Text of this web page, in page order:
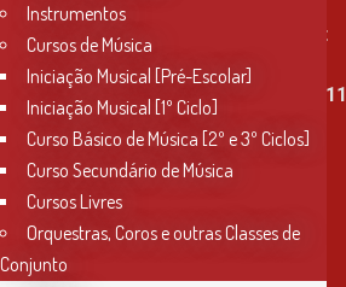
info@conservatoriosantarem.pt
T. (+351) 915 335 478 / 913 890 411
Horário Secretaria
2ª, 3ª, 5ª e 6ª feira
4ª feira
Instrumentos
Cursos de Música
Iniciação Musical [Pré-Escolar]
Iniciação Musical [1º Ciclo]
Curso Básico de Música [2º e 3º Ciclos]
Curso Secundário de Música
Cursos Livres
Orquestras, Coros e outras Classes de
Conjunto